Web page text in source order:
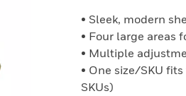
• Sleek, modern
• Four large areas
• Multiple
• One size/SKU
SKUs)